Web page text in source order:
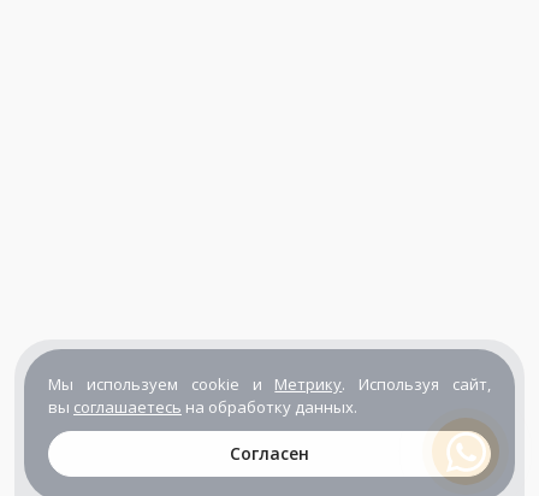
Мы используем cookie и Метрику. Используя сайт,
вы соглашаетесь на обработку данных.
Согласен